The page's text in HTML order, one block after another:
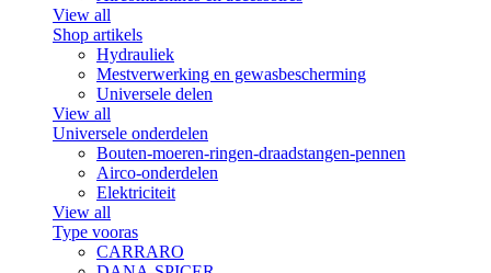
View all
Shop artikels
Hydrauliek
Mestverwerking en gewasbescherming
Universele delen
View all
Universele onderdelen
Bouten-moeren-ringen-draadstangen-pennen
Airco-onderdelen
Elektriciteit
View all
Type vooras
CARRARO